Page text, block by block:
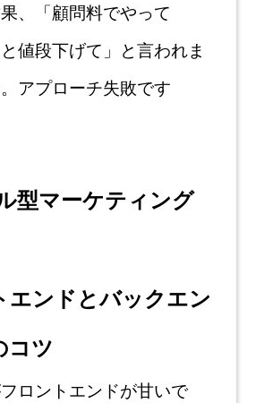
、「顧問料でやって
値段下げて」と言われま
アプローチ失敗です
型マーケティング
ンドとバックエン
コツ
ロントエンドが甘いで